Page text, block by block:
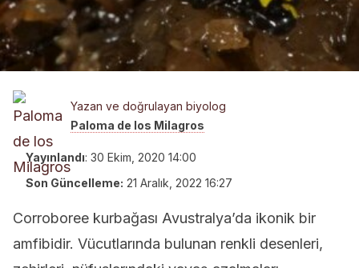
Yazan ve doğrulayan biyolog
Paloma de los Milagros
Yayınlandı: 30 Ekim, 2020 14:00
Son Güncelleme: 21 Aralık, 2022 16:27
Corroboree kurbağası Avustralya’da ikonik bir
amfibidir. Vücutlarında bulunan renkli desenleri,